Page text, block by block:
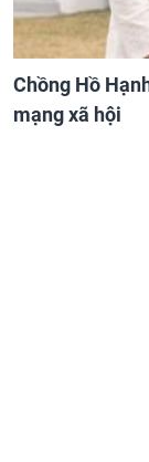
Chồng Hồ
mạng xã hội